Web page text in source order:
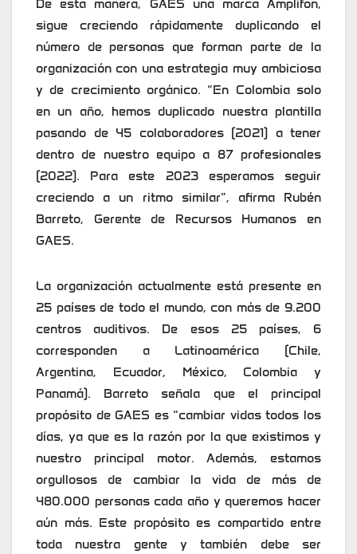
De esta manera, GAES una marca Amplifon,
sigue creciendo rápidamente duplicando el
número de personas que forman parte de la
organización con una estrategia muy ambiciosa
y de crecimiento orgánico. “En Colombia solo
en un año, hemos duplicado nuestra plantilla
pasando de 45 colaboradores (2021) a tener
dentro de nuestro equipo a 87 profesionales
(2022). Para este 2023 esperamos seguir
creciendo a un ritmo similar”, afirma Rubén
Barreto, Gerente de Recursos Humanos en
GAES.
La organización actualmente está presente en
25 países de todo el mundo, con más de 9.200
centros auditivos. De esos 25 países, 6
corresponden a Latinoamérica (Chile,
Argentina, Ecuador, México, Colombia y
Panamá). Barreto señala que el principal
propósito de GAES es “cambiar vidas todos los
días, ya que es la razón por la que existimos y
nuestro principal motor. Además, estamos
orgullosos de cambiar la vida de más de
480.000 personas cada año y queremos hacer
aún más. Este propósito es compartido entre
toda nuestra gente y también debe ser